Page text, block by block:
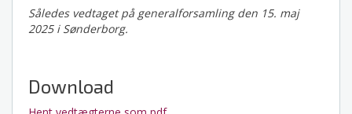
Således vedtaget på generalforsamling den 15. maj
2025 i Sønderborg.
Download